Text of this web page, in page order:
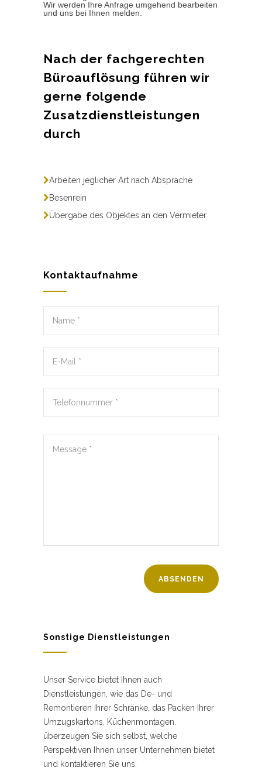
Wir werden Ihre Anfrage umgehend bearbeiten
und uns bei Ihnen melden.
Nach der fachgerechten
Büroauflösung führen wir
gerne folgende
Zusatzdienstleistungen
durch
Arbeiten jeglicher Art nach Absprache
Besenrein
Übergabe des Objektes an den Vermieter
Kontaktaufnahme
Sonstige Dienstleistungen
Unser Service bietet Ihnen auch
Dienstleistungen, wie das De- und
Remontieren Ihrer Schränke, das Packen Ihrer
Umzugskartons, Küchenmontagen.
überzeugen Sie sich selbst, welche
Perspektiven Ihnen unser Unternehmen bietet
und kontaktieren Sie uns.